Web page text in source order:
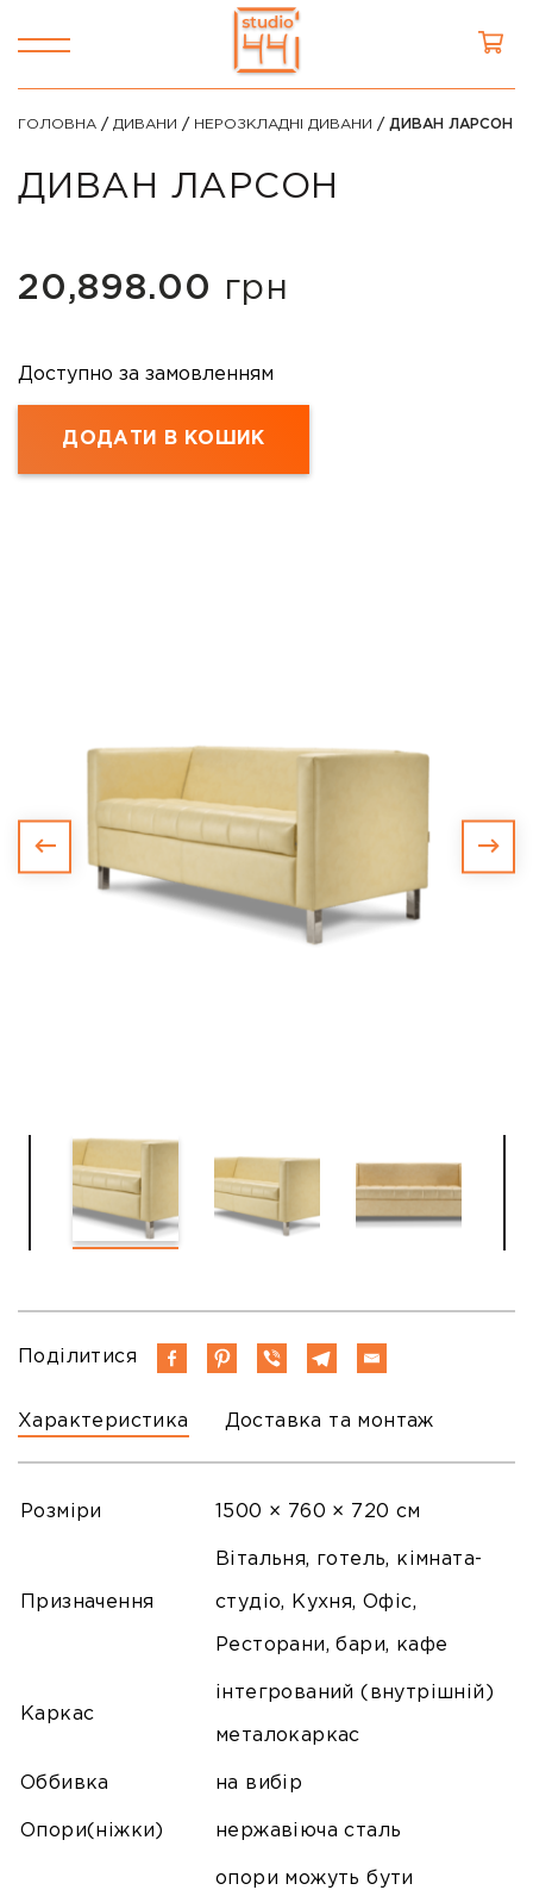
ГОЛОВНА / ДИВАНИ / НЕРОЗКЛАДНІ ДИВАНИ / ДИВАН ЛАРСОН
ДИВАН ЛАРСОН
20,898.00 грн
Доступно за замовленням
ДОДАТИ В КОШИК
Характеристика Доставка та монтаж
Поділитися
Розміри 1500 × 760 × 720 см
Призначення
Вітальня, готель, кімната-
студіо, Кухня, Офіс,
Ресторани, бари, кафе
Каркас
інтегрований (внутрішній)
металокаркас
Оббивка на вибір
Опори(ніжки) нержавіюча сталь
опори можуть бути